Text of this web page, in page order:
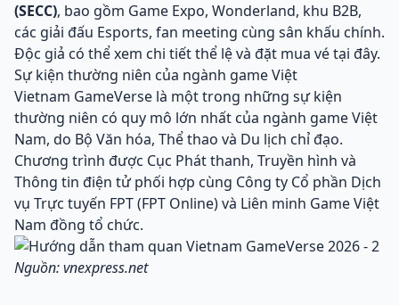
(SECC), bao gồm Game Expo, Wonderland, khu B2B,
các giải đấu Esports, fan meeting cùng sân khấu chính.
Độc giả có thể xem chi tiết thể lệ và đặt mua vétại đây.
Sự kiện thường niên của ngành game Việt
Vietnam GameVerse là một trong những sự kiện
thường niên có quy mô lớn nhất của ngành game Việt
Nam, do Bộ Văn hóa, Thể thao và Du lịch chỉ đạo.
Chương trình được Cục Phát thanh, Truyền hình và
Thông tin điện tử phối hợp cùng Công ty Cổ phần Dịch
vụ Trực tuyến FPT (FPT Online) và Liên minh Game Việt
Nam đồng tổ chức.
Nguồn: vnexpress.net